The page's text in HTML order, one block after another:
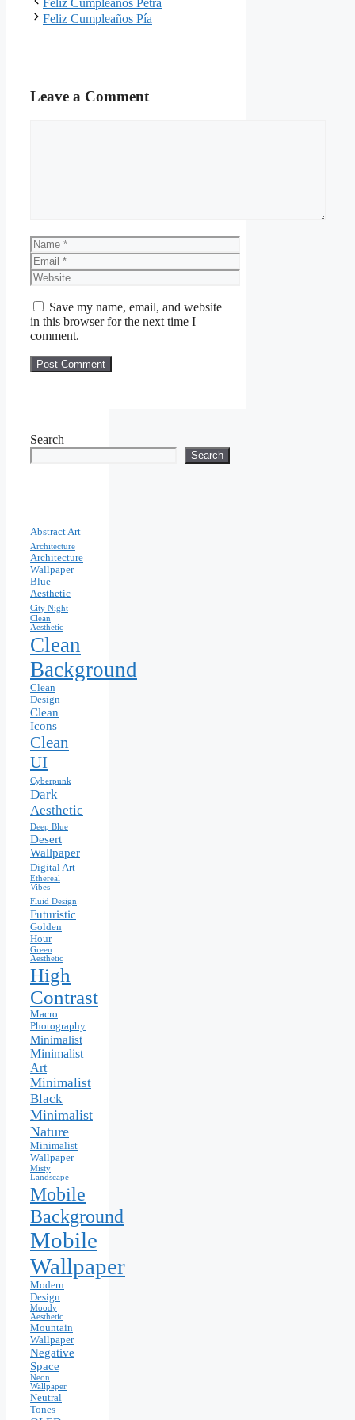
Feliz Cumpleaños Pía
Leave a Comment
Name
Email
Website
Save my name, email, and website
in this browser for the next time I
comment.
Search
Search
Abstract Art
Architecture
Architecture
Wallpaper
Blue
Aesthetic
City Night
Clean
Aesthetic
Clean
Background
Clean
Design
Clean
Icons
Clean
UI
Cyberpunk
Dark
Aesthetic
Deep Blue
Desert
Wallpaper
Digital Art
Ethereal
Vibes
Fluid Design
Futuristic
Golden
Hour
Green
Aesthetic
High
Contrast
Macro
Photography
Minimalist
Minimalist
Art
Minimalist
Black
Minimalist
Nature
Minimalist
Wallpaper
Misty
Landscape
Mobile
Background
Mobile
Wallpaper
Modern
Design
Moody
Aesthetic
Mountain
Wallpaper
Negative
Space
Neon
Wallpaper
Neutral
Tones